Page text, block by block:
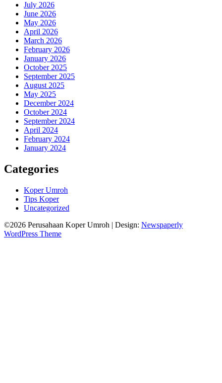
July 2026
June 2026
May 2026
April 2026
March 2026
February 2026
January 2026
October 2025
September 2025
August 2025
May 2025
December 2024
October 2024
September 2024
April 2024
February 2024
January 2024
Categories
Koper Umroh
Tips Koper
Uncategorized
©2026 Perusahaan Koper Umroh | Design: Newspaperly
WordPress Theme